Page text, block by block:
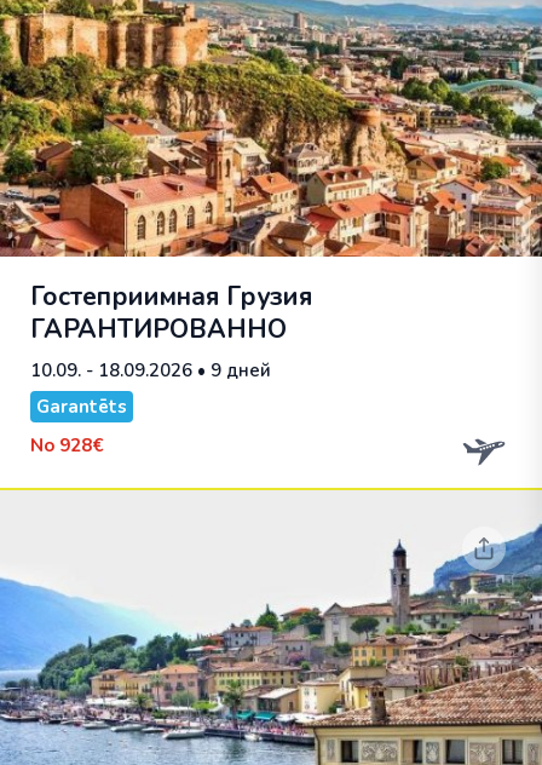
Гостеприимная Грузия
ГАРАНТИРОВАННО
10.09. - 18.09.2026 • 9 дней
Garantēts
No 928€